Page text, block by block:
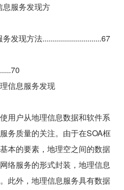
息服务发现方
发现方法..............................67
信息服务发现
用户从地理信息数据和软件系
务质量的关注。由于在SOA框
本的要素，地理空之间的数据
络服务的形式封装，地理信息
此外，地理信息服务具有数据